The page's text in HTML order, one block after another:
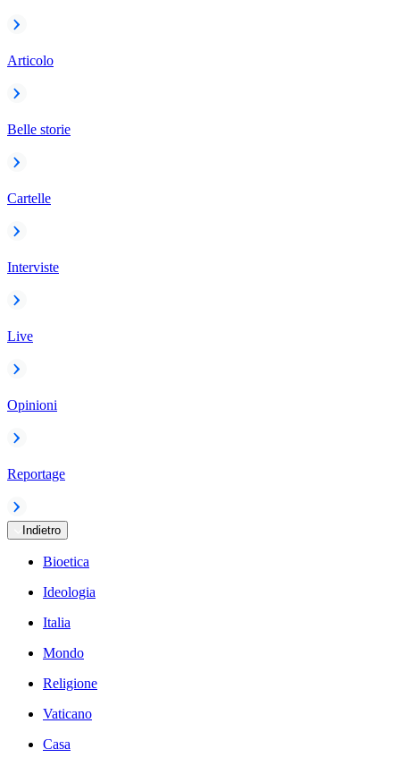
Articolo
Belle storie
Cartelle
Interviste
Live
Opinioni
Reportage
Indietro
Bioetica
Ideologia
Italia
Mondo
Religione
Vaticano
Casa